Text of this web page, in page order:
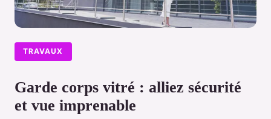
TRAVAUX
Garde corps vitré : alliez sécurité
et vue imprenable